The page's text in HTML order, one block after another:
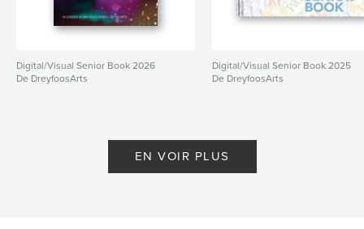
Digital/Visual Senior Book 2026
De DreyfoosArts
Digital/Visual Senior Book 2025
De DreyfoosArts
EN VOIR PLUS